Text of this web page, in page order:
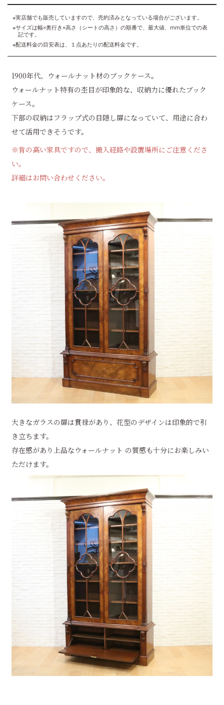
※実店舗でも販売していますので、売約済みとなっている場合がございます。
※サイズは幅×奥行き×高さ（シートの高さ）の順番で、最大値、mm単位での表
記です。
※配送料金の目安表は、１点あたりの配送料金です。
1900年代、ウォールナット材のブックケース。
ウォールナット特有の杢目が印象的な、収納力に優れたブック
ケース。
下部の収納はフラップ式の目隠し扉になっていて、用途に合わ
せて活用できそうです。
※背の高い家具ですので、搬入経路や設置場所にご注意くださ
い。
詳細はお問い合わせください。
大きなガラスの扉は貫禄があり、花型のデザインは印象的で引
き立ちます。
存在感があり上品なウォールナット の質感も十分にお楽しみい
ただけます。